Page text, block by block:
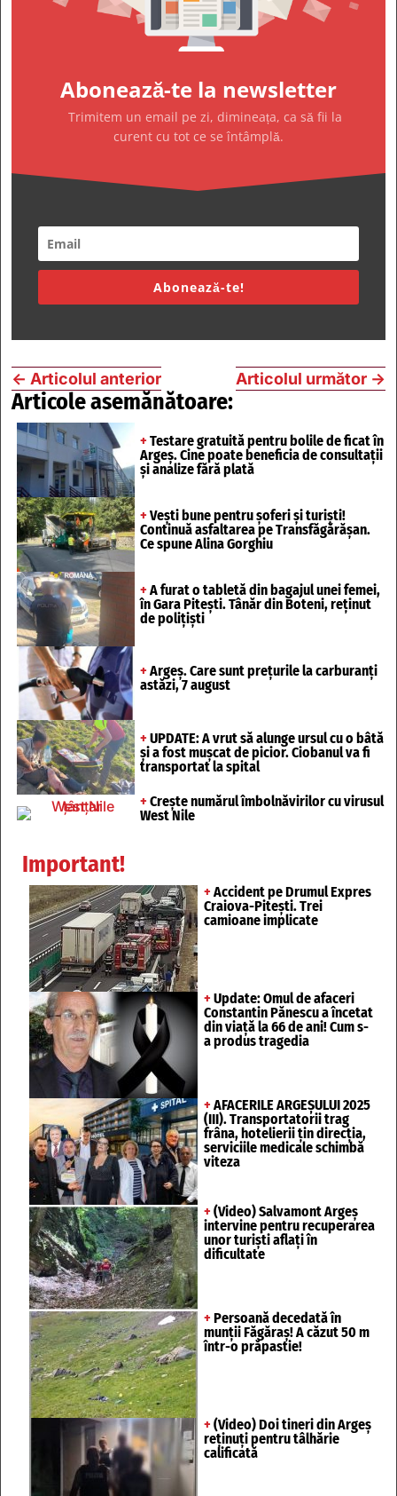
Abonează-te la newsletter
Trimitem un email pe zi, dimineața, ca să fii la
curent cu tot ce se întâmplă.
Abonează-te!
← Articolul anterior Articolul următor →
Articole asemănătoare:
+ Testare gratuită pentru bolile de ficat în
Argeș. Cine poate beneficia de consultații
și analize fără plată
+ Vești bune pentru șoferi și turiști!
Continuă asfaltarea pe Transfăgărășan.
Ce spune Alina Gorghiu
+ A furat o tabletă din bagajul unei femei,
în Gara Pitești. Tânăr din Boteni, reținut
de polițiști
+ Argeș. Care sunt preţurile la carburanţi
astăzi, 7 august
+ UPDATE: A vrut să alunge ursul cu o bâtă
și a fost mușcat de picior. Ciobanul va fi
transportat la spital
+ Crește numărul îmbolnăvirilor cu virusul
West Nile
Important!
+ Accident pe Drumul Expres
Craiova-Pitești. Trei
camioane implicate
+ Update: Omul de afaceri
Constantin Pănescu a încetat
din viață la 66 de ani! Cum s-
a produs tragedia
+ AFACERILE ARGEȘULUI 2025
(III). Transportatorii trag
frâna, hotelierii țin direcția,
serviciile medicale schimbă
viteza
+ (Video) Salvamont Argeș
intervine pentru recuperarea
unor turişti aflaţi în
dificultate
+ Persoană decedată în
munții Făgăraș! A căzut 50 m
într-o prăpastie!
+ (Video) Doi tineri din Argeș
reținuți pentru tâlhărie
calificată